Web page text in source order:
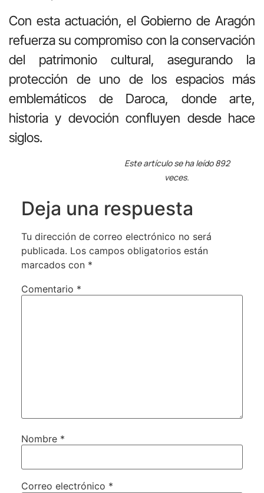
Con esta actuación, el Gobierno de Aragón
refuerza su compromiso con la conservación
del patrimonio cultural, asegurando la
protección de uno de los espacios más
emblemáticos de Daroca, donde arte,
historia y devoción confluyen desde hace
siglos.
Este artículo se ha leído 892
veces.
Deja una respuesta
Tu dirección de correo electrónico no será
publicada. Los campos obligatorios están
marcados con *
Comentario *
Nombre *
Correo electrónico *